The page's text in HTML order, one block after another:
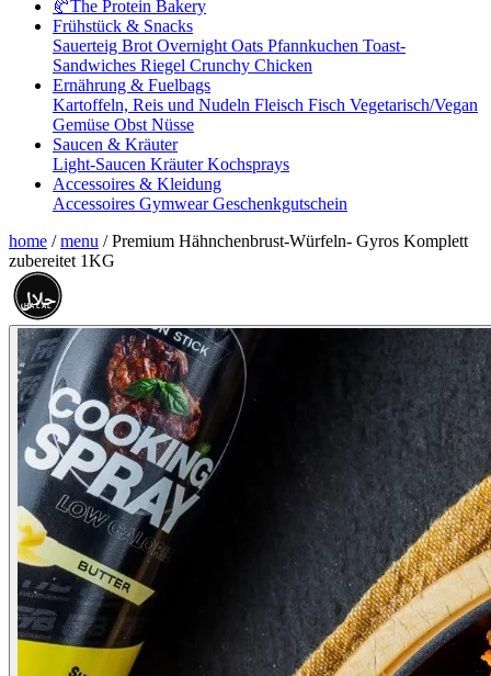
🥐The Protein Bakery
Frühstück & Snacks
Sauerteig Brot Overnight Oats Pfannkuchen Toast-
Sandwiches Riegel Crunchy Chicken
Ernährung & Fuelbags
Kartoffeln, Reis und Nudeln Fleisch Fisch Vegetarisch/Vegan
Gemüse Obst Nüsse
Saucen & Kräuter
Light-Saucen KräuterKochsprays
Accessoires & Kleidung
Accessoires GymwearGeschenkgutschein
home / menu / Premium Hähnchenbrust-Würfeln- Gyros Komplett
zubereitet 1KG
حلال
HALAL